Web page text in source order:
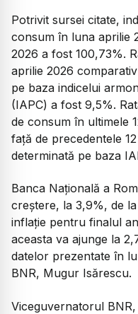
Potrivit sursei citate,
consum în luna aprilie
2026 a fost 100,73%.
aprilie 2026
pe baza indicelui
(IAPC) a fost 9,5%.
de consum în ultimele
față de precedentele
determinată pe baza
Banca Națională a
creștere, la 3,9%, de
inflație pentru finalul
aceasta va ajunge la
datelor prezentate în
BNR, Mugur Isărescu.
Viceguvernatorul